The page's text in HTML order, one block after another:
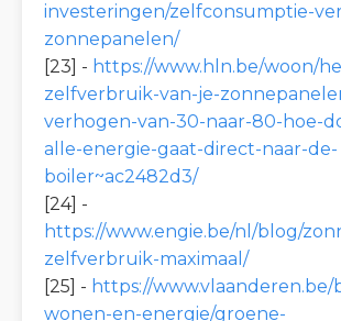
investeringen/zelfconsumptie-
zonnepanelen/
[23] - https://www.hln.be/woon/
zelfverbruik-van-je-
verhogen-van-30-naar-80-hoe-
alle-energie-gaat-direct-naar-de-
boiler~ac2482d3/
[24] -
https://www.engie.be/nl/blog/
zelfverbruik-maximaal/
[25] - https://
wonen-en-energie/groene-